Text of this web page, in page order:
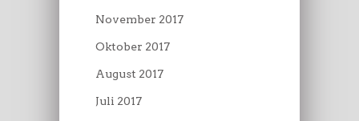
November 2017
Oktober 2017
August 2017
Juli 2017